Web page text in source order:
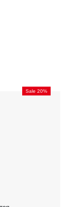
Sale 20%